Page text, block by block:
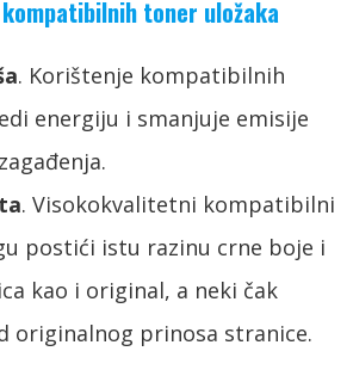
toner uložaka
. Korištenje kompatibilnih
energiju i smanjuje emisije
. Visokokvalitetni kompatibilni
postići istu razinu crne boje i
kao i original, a neki čak
originalnog prinosa stranice.